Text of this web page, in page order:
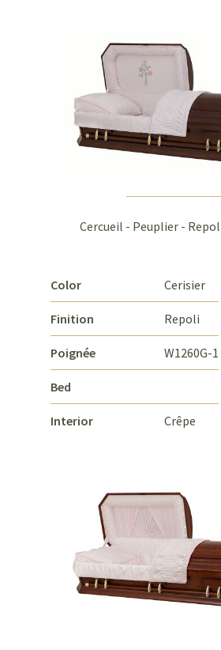
Cercueil - Peuplier -
Color Cerisier
Finition Repoli
Poignée W1260G-1
Bed
Interior Crêpe